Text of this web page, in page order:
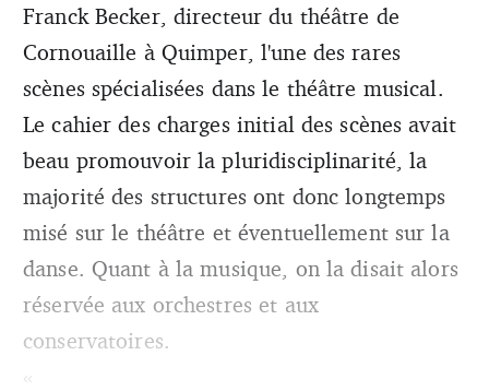
Franck Becker, directeur du théâtre de
Cornouaille à Quimper, l'une des rares
scènes spécialisées dans le théâtre musical.
Le cahier des charges initial des scènes avait
beau promouvoir la pluridisciplinarité, la
majorité des structures ont donc longtemps
misé sur le théâtre et éventuellement sur la
danse. Quant à la musique, on la disait alors
réservée aux orchestres et aux
conservatoires.
«